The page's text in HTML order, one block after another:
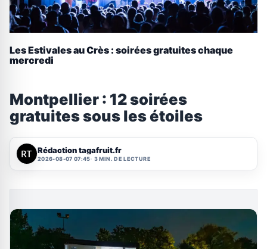
Les Estivales au Crès : soirées gratuites chaque
mercredi
Montpellier : 12 soirées
gratuites sous les étoiles
Rédaction tagafruit.fr
2026-08-07 07:45 3 MIN. DE LECTURE